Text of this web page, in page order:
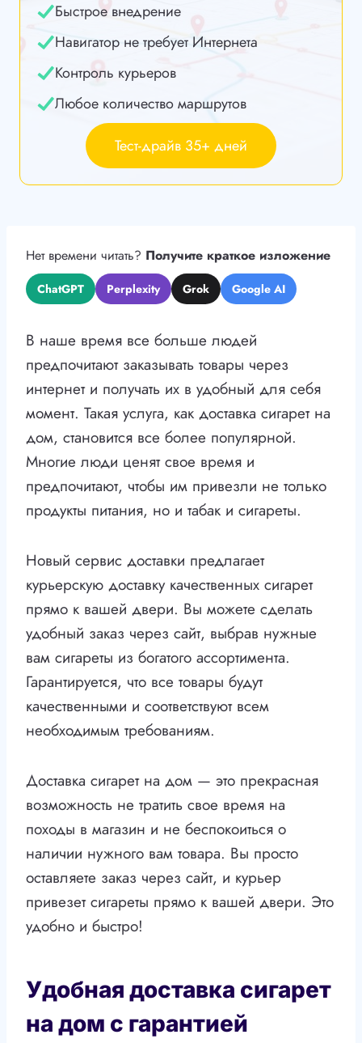
Быстрое внедрение
Навигатор не требует Интернета
Контроль курьеров
Любое количество маршрутов
Тест-драйв 35+ дней
Нет времени читать? Получите краткое изложение
ChatGPT Perplexity Grok Google AI
В наше время все больше людей
предпочитают заказывать товары через
интернет и получать их в удобный для себя
момент. Такая услуга, как доставка сигарет на
дом, становится все более популярной.
Многие люди ценят свое время и
предпочитают, чтобы им привезли не только
продукты питания, но и табак и сигареты.
Новый сервис доставки предлагает
курьерскую доставку качественных сигарет
прямо к вашей двери. Вы можете сделать
удобный заказ через сайт, выбрав нужные
вам сигареты из богатого ассортимента.
Гарантируется, что все товары будут
качественными и соответствуют всем
необходимым требованиям.
Доставка сигарет на дом — это прекрасная
возможность не тратить свое время на
походы в магазин и не беспокоиться о
наличии нужного вам товара. Вы просто
оставляете заказ через сайт, и курьер
привезет сигареты прямо к вашей двери. Это
удобно и быстро!
Удобная доставка сигарет
на дом с гарантией